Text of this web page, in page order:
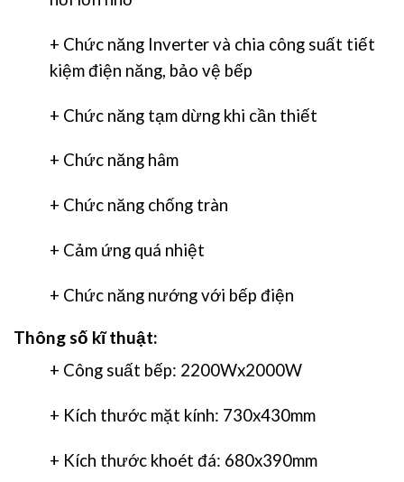
+ Chức năng Inverter và chia công suất tiết
kiệm điện năng, bảo vệ bếp
+ Chức năng tạm dừng khi cần thiết
+ Chức năng hâm
+ Chức năng chống tràn
+ Cảm ứng quá nhiệt
+ Chức năng nướng với bếp điện
Thông số kĩ thuật:
+ Công suất bếp: 2200Wx2000W
+ Kích thước mặt kính: 730x430mm
+ Kích thước khoét đá: 680x390mm